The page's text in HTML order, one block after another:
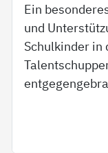
Ein
und
Schulkinder in